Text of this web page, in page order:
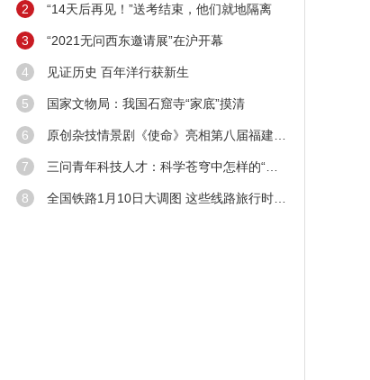
2 “14天后再见！”送考结束，他们就地隔离
3 “2021无问西东邀请展”在沪开幕
4 见证历史 百年洋行获新生
5 国家文物局：我国石窟寺“家底”摸清
6 原创杂技情景剧《使命》亮相第八届福建艺术节
7 三问青年科技人才：科学苍穹中怎样的“新星”在闪耀
8 全国铁路1月10日大调图 这些线路旅行时间缩短！